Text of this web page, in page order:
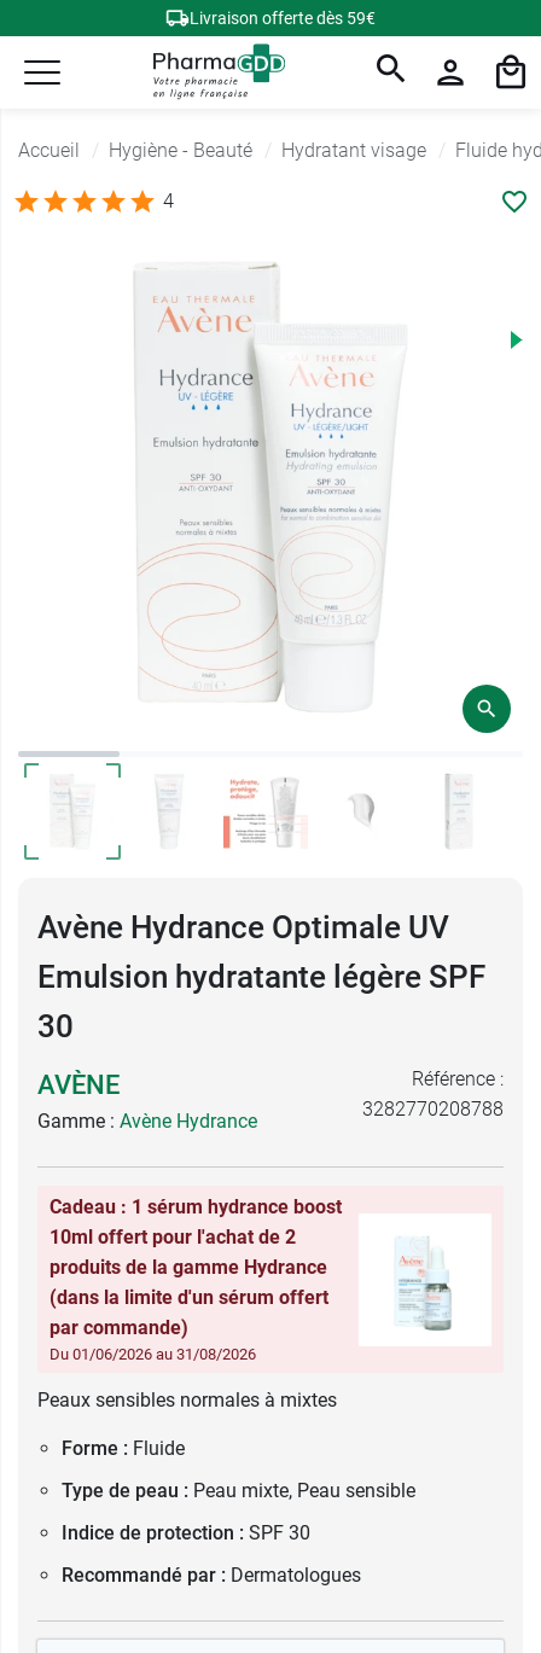
Livraison offerte dès 59€
Accueil Hygiène - Beauté Hydratant visage Fluide
4
Avène Hydrance Optimale UV
Emulsion hydratante légère SPF
30
AVÈNE
Gamme : Avène Hydrance
Référence :
3282770208788
Cadeau : 1 sérum hydrance boost
10ml offert pour l'achat de 2
produits de la gamme Hydrance
(dans la limite d'un sérum offert
par commande)
Du 01/06/2026 au 31/08/2026
Peaux sensibles normales à mixtes
Forme : Fluide
Type de peau : Peau mixte, Peau sensible
Indice de protection : SPF 30
Recommandé par : Dermatologues